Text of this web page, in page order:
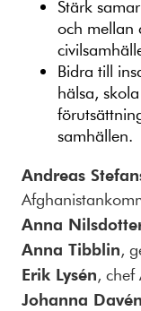
Stärk
och mellan
Bidra till
hälsa,
samhällen.
Andreas
Anna
Anna Tibblin,
Erik Lysén, chef
Johanna Davén